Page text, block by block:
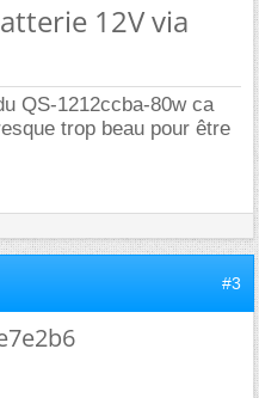
12V via
QS-1212ccba-80w ca
trop beau pour être
#3